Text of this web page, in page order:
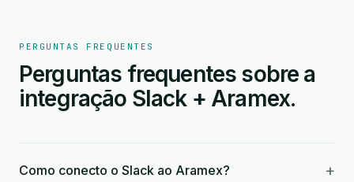
PERGUNTAS FREQUENTES
Perguntas frequentes sobre a
integração Slack + Aramex.
Como conecto o Slack ao Aramex? +